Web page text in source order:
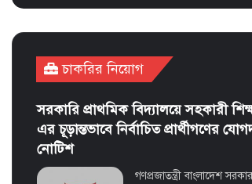
চাকরির নিয়োগ
সরকারি প্রাথমিক বিদ্যালয়ে সহকারী
এর চূড়ান্তভাবে নির্বাচিত প্রার্থীগণের
নোটিশ
গণপ্রজাতন্ত্রী বাংলাদেশ